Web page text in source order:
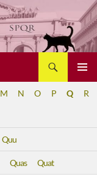
M N O P Q R
Quu
Quas Quat